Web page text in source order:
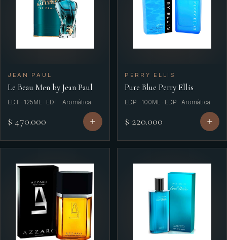
JEAN PAUL
Le Beau Men by Jean Paul
EDT · 125ML · EDT · Aromática
$ 470.000
PERRY ELLIS
Pure Blue Perry Ellis
EDP · 100ML · EDP · Aromática
$ 220.000